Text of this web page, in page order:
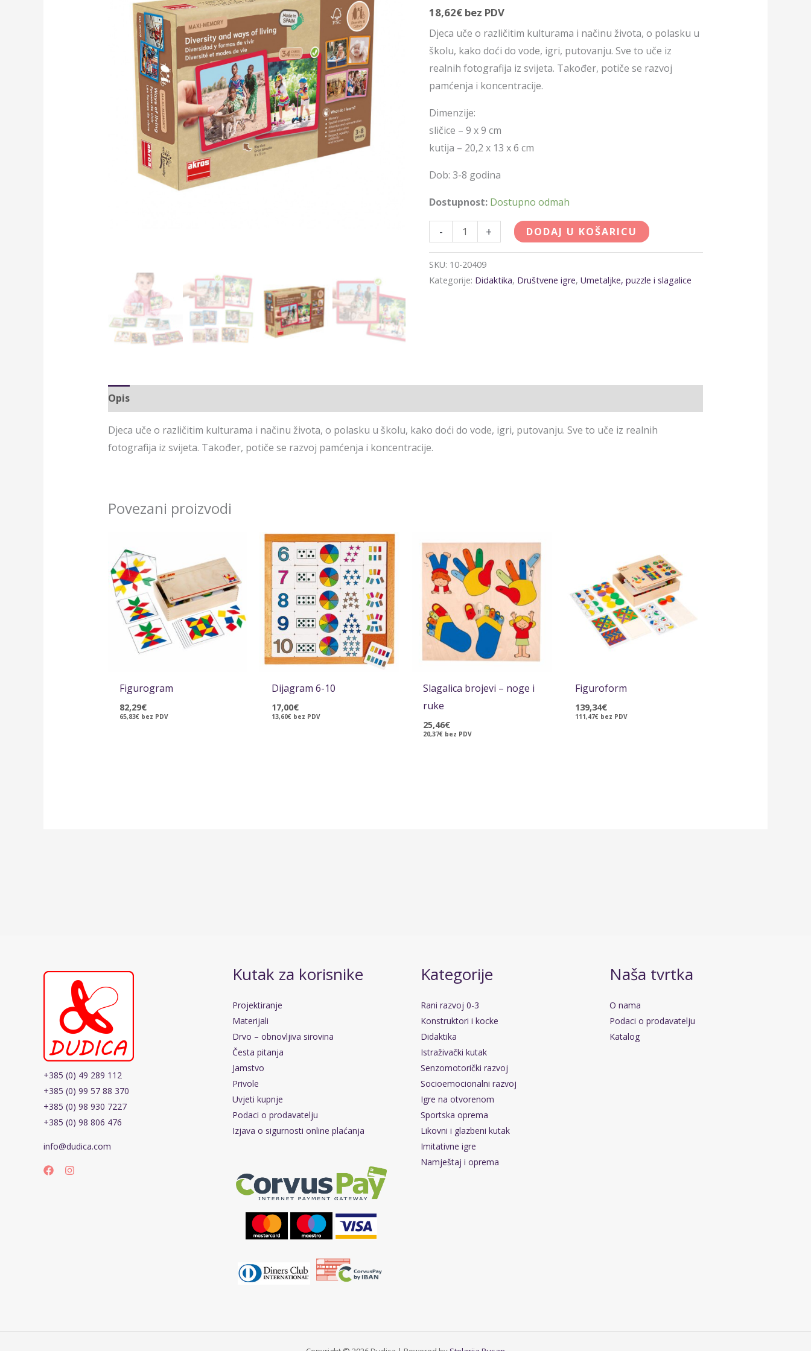
18,62€ bez PDV
Djeca uče o različitim kulturama i načinu života, o polasku u
školu, kako doći do vode, igri, putovanju. Sve to uče iz
realnih fotografija iz svijeta. Također, potiče se razvoj
pamćenja i koncentracije.
Dimenzije:
sličice – 9 x 9 cm
kutija – 20,2 x 13 x 6 cm
Dob: 3-8 godina
Dostupnost: Dostupno odmah
- + DODAJ U KOŠARICU
SKU: 10-20409
Kategorije: Didaktika, Društvene igre,Umetaljke, puzzle i slagalice
Opis
Djeca uče o različitim kulturama i načinu života, o polasku u školu, kako doći do vode, igri, putovanju. Sve to uče iz realnih
fotografija iz svijeta. Također, potiče se razvoj pamćenja i koncentracije.
Povezani proizvodi
Figurogram
82,29€
65,83€ bez PDV
Dijagram 6-10
17,00€
13,60€ bez PDV
Slagalica brojevi – noge i
ruke
25,46€
20,37€ bez PDV
Figuroform
139,34€
111,47€ bez PDV
+385 (0) 49 289 112
+385 (0) 99 57 88 370
+385 (0) 98 930 7227
+385 (0) 98 806 476
info@dudica.com
Kutak za korisnike
Projektiranje
Materijali
Drvo – obnovljiva sirovina
Česta pitanja
Jamstvo
Privole
Uvjeti kupnje
Podaci o prodavatelju
Izjava o sigurnosti online plaćanja
Kategorije
Rani razvoj 0-3
Konstruktori i kocke
Didaktika
Istraživački kutak
Senzomotorički razvoj
Socioemocionalni razvoj
Igre na otvorenom
Sportska oprema
Likovni i glazbeni kutak
Imitativne igre
Namještaj i oprema
Naša tvrtka
O nama
Podaci o prodavatelju
Katalog